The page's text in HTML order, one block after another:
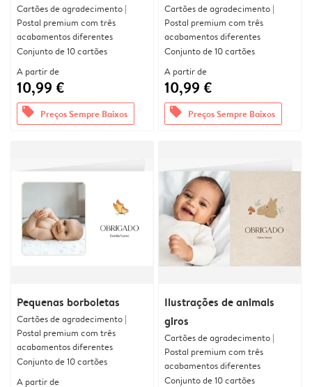
Cartões de agradecimento |
Postal premium com três
acabamentos diferentes
Conjunto de 10 cartões
A partir de
10,99 €
offers Preços Sempre Baixos
Cartões de agradecimento |
Postal premium com três
acabamentos diferentes
Conjunto de 10 cartões
A partir de
10,99 €
offers Preços Sempre Baixos
Pequenas borboletas
Cartões de agradecimento |
Postal premium com três
acabamentos diferentes
Conjunto de 10 cartões
A partir de
Ilustrações de animais
giros
Cartões de agradecimento |
Postal premium com três
acabamentos diferentes
Conjunto de 10 cartões